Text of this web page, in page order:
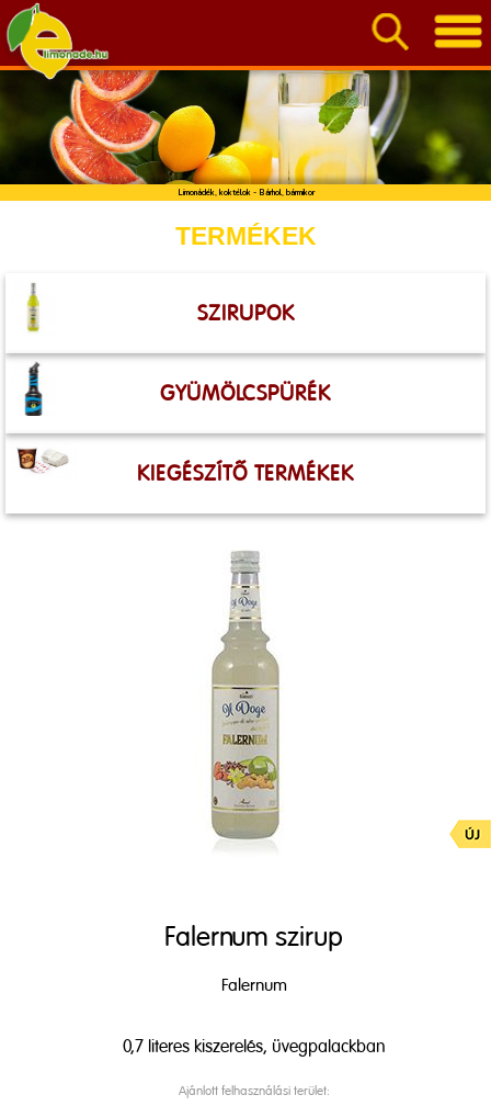
Limonádék, koktélok - Bárhol, bármikor
TERMÉKEK
SZIRUPOK
GYÜMÖLCSPÜRÉK
KIEGÉSZÍTŐ TERMÉKEK
Falernum szirup
Falernum
0,7 literes kiszerelés, üvegpalackban
Ajánlott felhasználási terület: